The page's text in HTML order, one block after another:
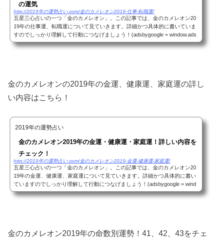
の運気
http://2019年の運勢占い.com/金のカメレオン2019-仕事-転職運/
五星三心占いの一つ「金のカメレオン」。この記事では、金のカメレオン20
19年の仕事運、転職運について見ていきます。詳細かつ具体的に書いていま
すのでしっかり理解して行動につなげましょう！(adsbygoogle = window.ads
bygoogle || ).push({});金のカメレオン2019...
金のカメレオンの2019年の金運、健康運、家庭運の詳し
い内容はこちら！
2019年の運勢占い
金のカメレオン2019年の金運・健康運・家庭運！詳しい内容を
チェック！
http://2019年の運勢占い.com/金のカメレオン2019-金運-健康運-家庭運/
五星三心占いの一つ「金のカメレオン」。この記事では、金のカメレオン20
19年の金運、健康運、家庭運について見ていきます。詳細かつ具体的に書い
ていますのでしっかり理解して行動につなげましょう！(adsbygoogle = wind
ow.adsbygoogle || ).push({});金のカメレオ...
金のカメレオン2019年の命数別運勢！41、42、43をチェ